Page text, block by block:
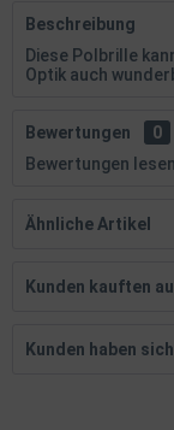
Beschreibung
Diese Polbrille
Optik auch
Bewertungen
0
Bewertungen
Ähnliche Artikel
Kunden kauften
Kunden haben